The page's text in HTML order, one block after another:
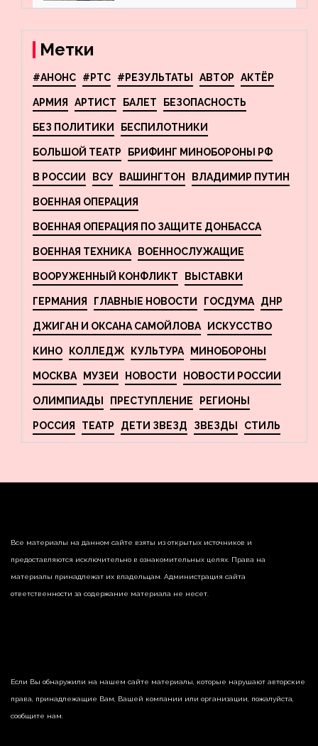
террористов, планировавших
Метки
#АНОНС #РТС #РЕЗУЛЬТАТЫ АВТОР АКТЁР
АРМИЯ АРТИСТ БАЛЕТ БЕЗОПАСНОСТЬ
БЕЗ ПОЛИТИКИ БЕСПИЛОТНИКИ
БОЛЬШОЙ ТЕАТР БРИФИНГ МИНОБОРОНЫ РФ
В РОССИИ ВСУ ВАШИНГТОН ВЛАДИМИР ПУТИН
ВОЕННАЯ ОПЕРАЦИЯ
ВОЕННАЯ ОПЕРАЦИЯ ПО ЗАЩИТЕ ДОНБАССА
ВОЕННАЯ ТЕХНИКА ВОЕННОСЛУЖАЩИЕ
ВООРУЖЕННЫЙ КОНФЛИКТ ВЫСТАВКИ
ГЕРМАНИЯ ГЛАВНЫЕ НОВОСТИ ГОСДУМА ДНР
ДЖИГАН И ОКСАНА САМОЙЛОВА ИСКУССТВО
КИНО КОЛЛЕДЖ КУЛЬТУРА МИНОБОРОНЫ
МОСКВА МУЗЕИ НОВОСТИ НОВОСТИ РОССИИ
ОЛИМПИАДЫ ПРЕСТУПЛЕНИЕ РЕГИОНЫ
РОССИЯ ТЕАТР ДЕТИ ЗВЕЗД ЗВЕЗДЫ СТИЛЬ
Все материалы на данном сайте взяты из открытых источников и
предоставляются исключительно в ознакомительных целях. Права на
материалы принадлежат их владельцам. Администрация сайта
ответственности за содержание материала не несет.
Если Вы обнаружили на нашем сайте материалы, которые нарушают авторские
права, принадлежащие Вам, Вашей компании или организации, пожалуйста,
сообщите нам.